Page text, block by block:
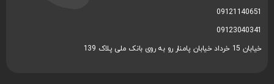
09121140651
09123040341
خیابان 15 خرداد خیابان پامنار رو به روی بانک ملی پلاک 139